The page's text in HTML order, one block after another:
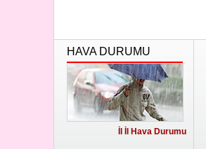
HAVA DURUMU
İl İl Hava Durumu